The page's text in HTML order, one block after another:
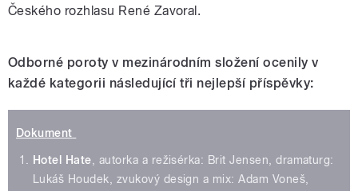
Českého rozhlasu René Zavoral.
Odborné poroty v mezinárodním složení ocenily v
každé kategorii následující tři nejlepší příspěvky:
Dokument
Hotel Hate, autorka a režisérka: Brit Jensen, dramaturg:
Lukáš Houdek, zvukový design a mix: Adam Voneš,